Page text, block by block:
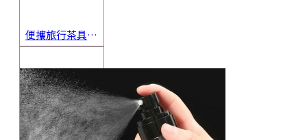
便攜旅行茶具組 茶杯 茶壺 陶瓷杯 泡茶組 茶具套裝 伴手禮 禮盒 禮品